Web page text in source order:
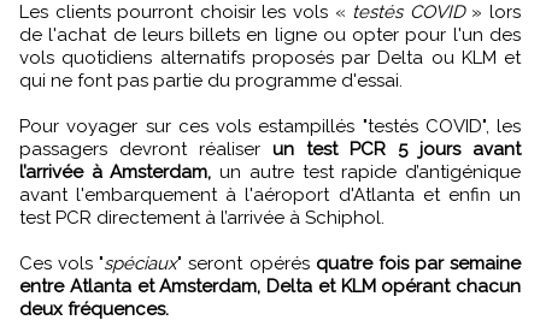
Les clients pourront choisir les vols « testés COVID» lors
de l'achat de leurs billets en ligne ou opter pour l'un des
vols quotidiens alternatifs proposés par Delta ou KLM et
qui ne font pas partie du programme d'essai.
Pour voyager sur ces vols estampillés "testés COVID", les
passagers devront réaliser un test PCR 5 jours avant
l’arrivée à Amsterdam, un autre test rapide d’antigénique
avant l'embarquement à l'aéroport d'Atlanta et enfin un
test PCR directement à l’arrivée à Schiphol.
Ces vols "spéciaux" seront opérés quatre fois par semaine
entre Atlanta et Amsterdam, Delta et KLM opérant chacun
deux fréquences.